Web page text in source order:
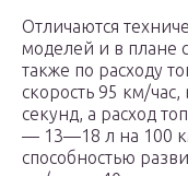
Отличаются
моделей и в плане
также по расходу
скорость 95 км/час,
секунд, а расход
— 13—18 л на 100
способностью